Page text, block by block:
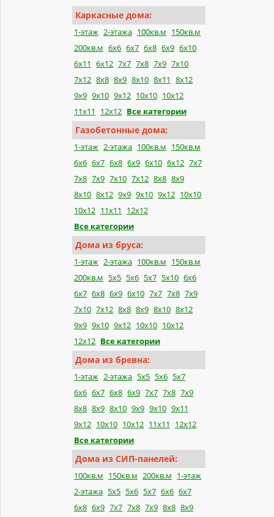
Каркасные дома:
1-этаж 2-этажа 100кв.м 150кв.м
200кв.м 6х6 6х7 6х8 6х9 6х10
6х11 6х12 7х7 7х8 7х9 7х10
7х12 8х8 8х9 8х10 8х11 8х12
9х9 9х10 9х12 10х10 10х12
11х11
12х12 Все категории
Газобетонные дома:
1-этаж 2-этажа 100кв.м 150кв.м
6x6 6x7 6x8 6x9 6x10 6x12 7x7
7x8 7x9 7x10 7x12 8x8 8x9
8x10 8x12 9x9 9x10 9x12 10x10
10x12 11x11
12x12
Все категории
Дома из бруса:
1-этаж 2-этажа 100кв.м 150кв.м
200кв.м 5x5 5x6 5x7 5x10 6x6
6x7 6x8 6x9 6x10 7x7 7x8 7x9
7x10 7x12 8x8 8x9 8x10 8x12
9x9 9x10 9x12 10x10 10x12
12x12 Все категории
Дома из бревна:
1-этаж 2-этажа 5x5 5x6 5x7
6x6 6x7 6x8 6x9 7x7 7x8 7x9
8x8 8x9 8x10 9x9 9x10 9x11
9x12 10x10 10x12 11x11
12x12
Все категории
Дома из СИП-панелей:
100кв.м 150кв.м 200кв.м 1-этаж
2-этажа 5x5 5x6 5x7 6x6 6x7
6x8 6x9 7x7 7x8 7x9 8x8 8x9